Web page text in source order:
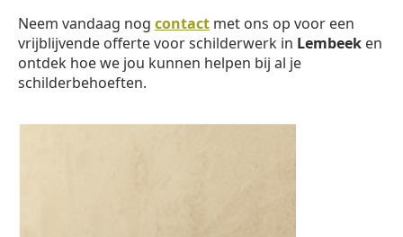
Neem vandaag nog contact met ons op voor een
vrijblijvende offerte voor schilderwerk in Lembeek en
ontdek hoe we jou kunnen helpen bij al je
schilderbehoeften.